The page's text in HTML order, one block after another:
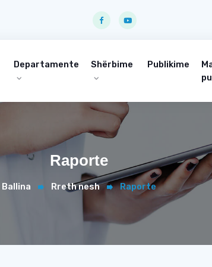
Departamente Shërbime Publikime
Raporte
Ballina Rreth nesh Raporte